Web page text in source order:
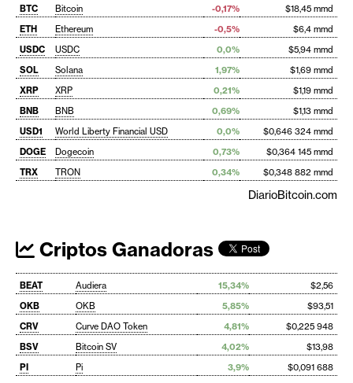
BTC
Bitcoin -0,17%
$18,45 mmd
ETH
Ethereum -0,5%
$6,4 mmd
USDC
USDC 0,0%
$5,94 mmd
SOL
Solana 1,97%
$1,69 mmd
XRP
XRP 0,21%
$1,19 mmd
BNB
BNB 0,69%
$1,13 mmd
USD1
World Liberty Financial USD 0,0%
$0,646 324 mmd
DOGE
Dogecoin 0,73%
$0,364 145 mmd
TRX
TRON 0,34% $0,348 882 mmd
DiarioBitcoin.com
Criptos Ganadoras
BEAT Audiera 15,34%
$2,56
OKB
OKB 5,85%
$93,51
CRV
Curve DAO Token 4,81%
$0,225 948
BSV
Bitcoin SV 4,02%
$13,98
PI
Pi 3,9%
$0,091 688